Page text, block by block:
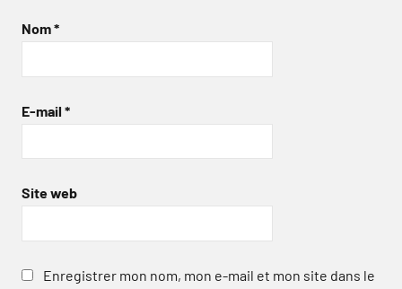
Nom*
E-mail *
Site web
Enregistrer mon nom, mon e-mail et mon site dans le